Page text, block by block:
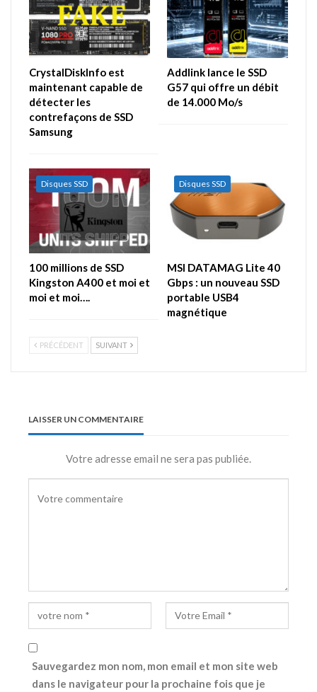
CrystalDiskInfo est
maintenant capable de
détecter les
contrefaçons de SSD
Samsung
Addlink lance le SSD
G57 qui offre un débit
de 14.000 Mo/s
Disques SSD
100 millions de SSD
Kingston A400 et moi et
moi et moi….
Disques SSD
MSI DATAMAG Lite 40
Gbps : un nouveau SSD
portable USB4
magnétique
PRÉCÉDENT SUIVANT
LAISSER UN COMMENTAIRE
Votre adresse email ne sera pas publiée.
Sauvegardez mon nom, mon email et mon site web
dans le navigateur pour la prochaine fois que je